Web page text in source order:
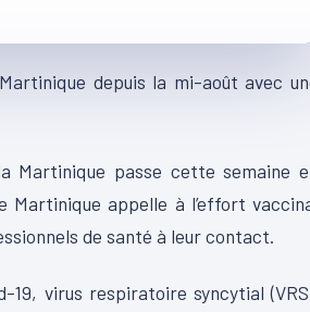
depuis la mi-août avec
Martinique passe cette semaine
Martinique appelle à l’effort
de santé à leur contact.
virus respiratoire syncytial